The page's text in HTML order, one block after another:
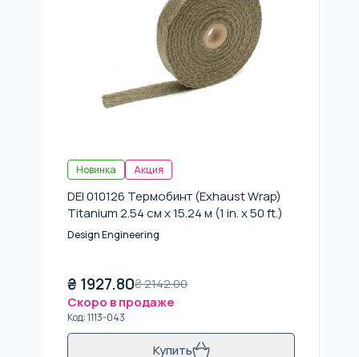
Новинка Акция
DEI 010126 Термобинт (Exhaust Wrap)
Titanium 2.54 см x 15.24 м (1 in. x 50 ft.)
Design Engineering
₴ 1927.80₴2142.00
Скоро в продаже
Код:1113-043
Купить